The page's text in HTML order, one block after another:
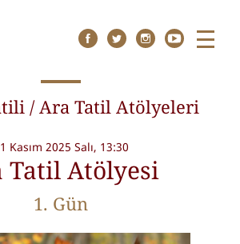
Menu
/ Ara Tatil Atölyeleri
Kasım 2025 Salı, 13:30
Tatil Atölyesi
1. Gün